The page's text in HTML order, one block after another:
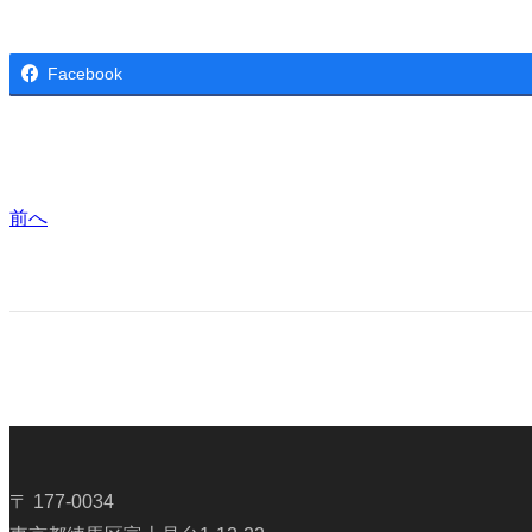
Facebook
前へ
〒 177-0034